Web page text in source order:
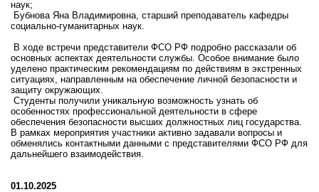
наук;
Бубнова Яна Владимировна, старший преподаватель кафедры
социально‑гуманитарных наук.
В ходе встречи представители ФСО РФ подробно рассказали об
основных аспектах деятельности службы. Особое внимание было
уделено практическим рекомендациям по действиям в экстренных
ситуациях, направленным наобеспечение личной безопасности и
защиту окружающих.
Студенты получили уникальную возможность узнать об
особенностях профессиональной деятельности в сфере
обеспечения безопасности высших должностных лицгосударства.
В рамках мероприятия участники активно задавали вопросы и
обменялись контактными данными с представителями ФСО РФ для
дальнейшего взаимодействия.
01.10.2025